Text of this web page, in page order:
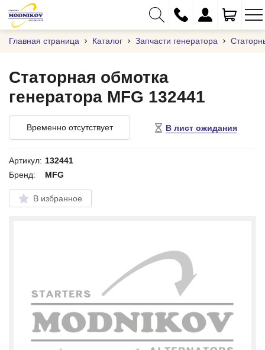
+375 (29) 333-01-01
+375 (17) 373-97-09
+375 (29) 262-61-18
Главная страница Каталог Запчасти генератора
Временно отсутствует В лист ожидания
Статорная обмотка
генератора MFG 132441
Артикул: 132441
Бренд:
MFG
В избранное